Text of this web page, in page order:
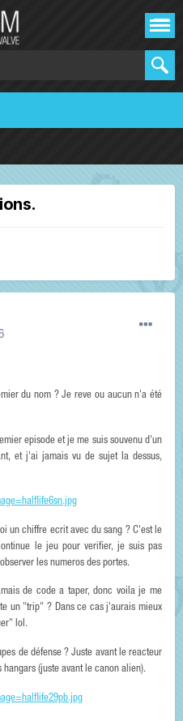
du nom ? Je reve ou aucun n'a été
episode et je me suis souvenu d'un
et j'ai jamais vu de sujet la dessus,
un chiffre ecrit avec du sang ? C'est le
le jeu pour verifier, je suis pas
les numeros des portes.
de code a taper, donc voila je me
un "trip" ? Dans ce cas j'aurais mieux
lol.
de défense ? Juste avant le reacteur
(juste avant le canon alien).